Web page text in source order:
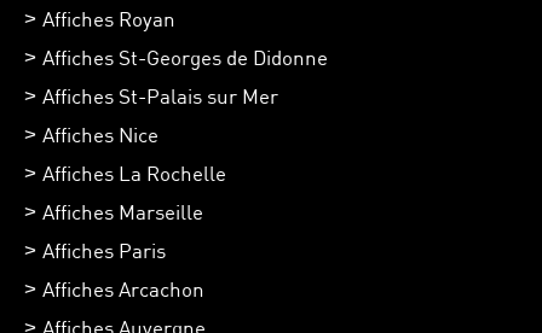
Affiches Royan
Affiches St-Georges de Didonne
Affiches St-Palais sur Mer
Affiches Nice
Affiches La Rochelle
Affiches Marseille
Affiches Paris
Affiches Arcachon